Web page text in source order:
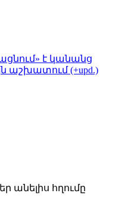
է կանանց
աշխատում (+upd.)
անելիս հղումը